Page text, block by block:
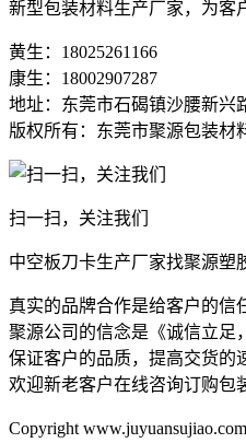
新型包装材料生产厂家，为客
黄生：18025261166
康生：18002907287
地址：东莞市石碣镇沙腰新兴
版权所有：东莞市聚源包装材
扫一扫，关注我们
中空板刀卡生产厂家找聚源塑
真实的品牌合作是给客户的信
聚源公司的信念是《诚信立足
保证客户的品质，提高交货的
欢迎新老客户在线咨询订购包
Copyright